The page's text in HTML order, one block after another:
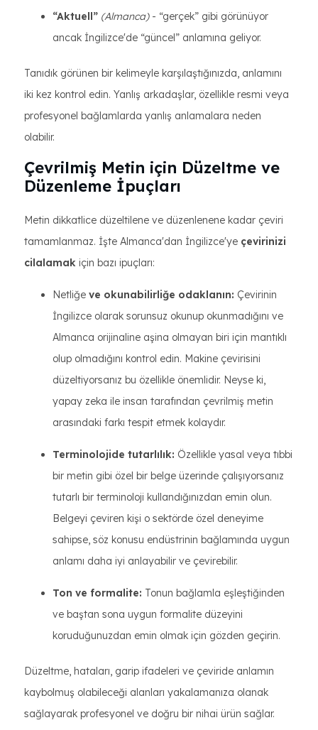
“Aktuell” (Almanca)- “gerçek” gibi görünüyor
ancak İngilizce'de “güncel” anlamına geliyor.
Tanıdık görünen bir kelimeyle karşılaştığınızda, anlamını
iki kez kontrol edin. Yanlış arkadaşlar, özellikle resmi veya
profesyonel bağlamlarda yanlış anlamalara neden
olabilir.
Çevrilmiş Metin için Düzeltme ve
Düzenleme İpuçları
Metin dikkatlice düzeltilene ve düzenlenene kadar çeviri
tamamlanmaz. İşte Almanca'dan İngilizce'ye çevirinizi
cilalamak için bazı ipuçları:
Netliğe ve okunabilirliğe odaklanın: Çevirinin
İngilizce olarak sorunsuz okunup okunmadığını ve
Almanca orijinaline aşina olmayan biri için mantıklı
olup olmadığını kontrol edin. Makine çevirisini
düzeltiyorsanız bu özellikle önemlidir. Neyse ki,
yapay zeka ile insan tarafından çevrilmiş metin
arasındaki farkı tespit etmek kolaydır.
Terminolojide tutarlılık: Özellikle yasal veya tıbbi
bir metin gibi özel bir belge üzerinde çalışıyorsanız
tutarlı bir terminoloji kullandığınızdan emin olun.
Belgeyi çeviren kişi o sektörde özel deneyime
sahipse, söz konusu endüstrinin bağlamında uygun
anlamı daha iyi anlayabilir ve çevirebilir.
Ton ve formalite: Tonun bağlamla eşleştiğinden
ve baştan sona uygun formalite düzeyini
koruduğunuzdan emin olmak için gözden geçirin.
Düzeltme, hataları, garip ifadeleri ve çeviride anlamın
kaybolmuş olabileceği alanları yakalamanıza olanak
sağlayarak profesyonel ve doğru bir nihai ürün sağlar.